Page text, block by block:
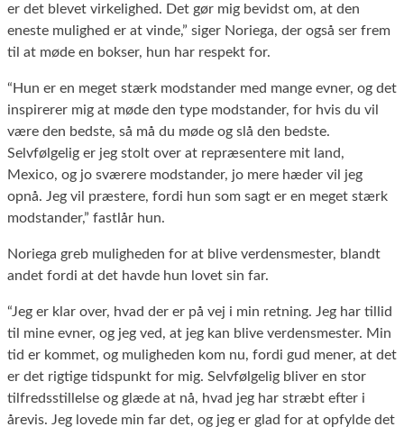
er det blevet virkelighed. Det gør mig bevidst om, at den
eneste mulighed er at vinde,” siger Noriega, der også ser frem
til at møde en bokser, hun har respekt for.
“Hun er en meget stærk modstander med mange evner, og det
inspirerer mig at møde den type modstander, for hvis du vil
være den bedste, så må du møde og slå den bedste.
Selvfølgelig er jeg stolt over at repræsentere mit land,
Mexico, og jo sværere modstander, jo mere hæder vil jeg
opnå. Jeg vil præstere, fordi hun som sagt er en meget stærk
modstander,” fastlår hun.
Noriega greb muligheden for at blive verdensmester, blandt
andet fordi at det havde hun lovet sin far.
“Jeg er klar over, hvad der er på vej i min retning. Jeg har tillid
til mine evner, og jeg ved, at jeg kan blive verdensmester. Min
tid er kommet, og muligheden kom nu, fordi gud mener, at det
er det rigtige tidspunkt for mig. Selvfølgelig bliver en stor
tilfredsstillelse og glæde at nå, hvad jeg har stræbt efter i
årevis. Jeg lovede min far det, og jeg er glad for at opfylde det